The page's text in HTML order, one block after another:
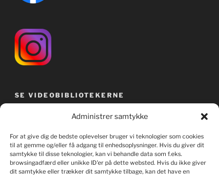
Administrer samtykke
For at give dig de bedste oplevelser bruger vi teknologier som cookies
til at gemme og/eller få adgang til enhedsoplysninger. Hvis du giver dit
samtykke til disse teknologier, kan vi behandle data som f.eks.
browsingadfærd eller unikke ID'er på dette websted. Hvis du ikke giver
dit samtykke eller trækker dit samtykke tilbage, kan det have en
SE VIDEOBIBLIOTEKERNE